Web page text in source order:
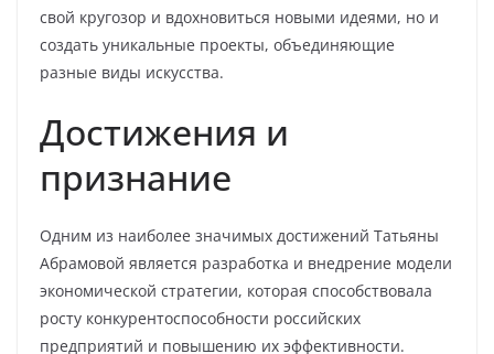
свой кругозор и вдохновиться новыми идеями, но и
создать уникальные проекты, объединяющие
разные виды искусства.
Достижения и
признание
Одним из наиболее значимых достижений Татьяны
Абрамовой является разработка и внедрение модели
экономической стратегии, которая способствовала
росту конкурентоспособности российских
предприятий и повышению их эффективности.